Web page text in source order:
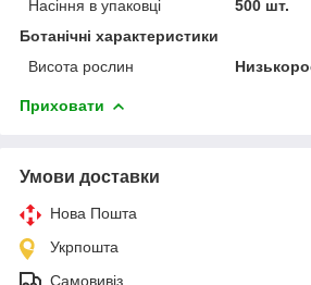
Насіння в упаковці
500 шт.
Ботанічні характеристики
Висота рослин
Приховати
Умови доставки
Нова Пошта
Укрпошта
Самовивіз